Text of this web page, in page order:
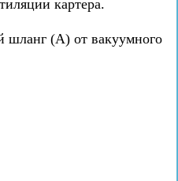
картера.
шланг (А) от вакуумного